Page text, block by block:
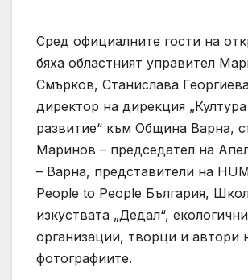
Сред официалните гости на
бяха областният управител
Смърков, Станислава
директор на дирекция
развитие“ към Община Варна,
Маринов – председател на
– Варна, представители на
People to People България,
изкуствата „Дедал“, екологични
организации, творци и автори
фотографиите.